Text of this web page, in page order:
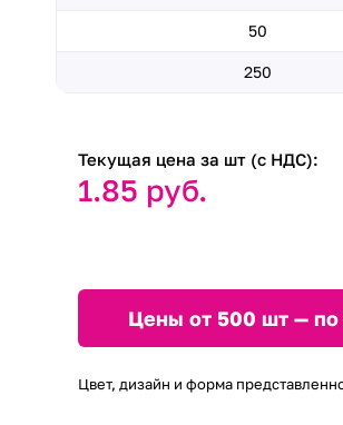
50
250
Текущая цена за шт (с НДС):
1.85 руб.
Цены от 500 шт — по
Цвет, дизайн и форма